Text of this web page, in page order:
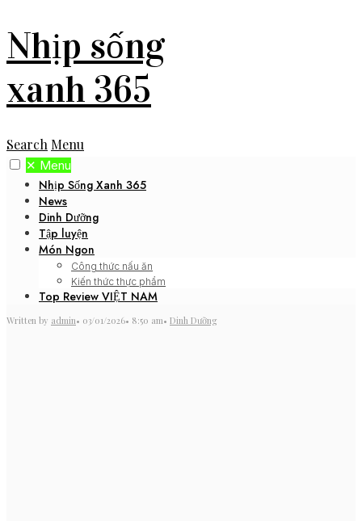
Nhịp sống
xanh 365
Search Menu
✕ Menu
Nhịp Sống Xanh 365
News
Dinh Dưỡng
Tập luyện
Món Ngon
Công thức nấu ăn
Kiến thức thực phẩm
Top Review VIỆT NAM
Written by admin• 03/01/2026• 8:50 am• Dinh Dưỡng